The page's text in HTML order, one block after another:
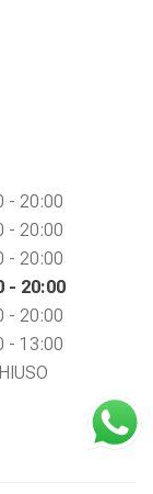
- 20:00
- 20:00
- 20:00
- 20:00
- 20:00
- 13:00